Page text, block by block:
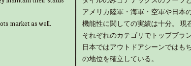
market as well.
アメリカ陸軍・海軍・空軍や日本
機能性に関しての実績は十分。 現
それぞれのカテゴリでトップブラ
日本ではアウトドアシーンではも
の地位を確立している。